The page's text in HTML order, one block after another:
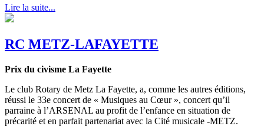
Lire la suite...
RC METZ-LAFAYETTE
Prix du civisme La Fayette
Le club Rotary de Metz La Fayette, a, comme les autres éditions,
réussi le 33e concert de « Musiques au Cœur », concert qu’il
parraine à l’ARSENAL au profit de l’enfance en situation de
précarité et en parfait partenariat avec la Cité musicale -METZ.